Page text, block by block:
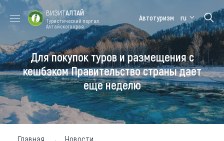
Форум VISIT
ALTAI
Цветение
маральника
Медицинский
форум
Алтайская
зимовка
Туры
Где побывать
Чем заняться
ВИЗИТАЛТАЙ
Туристический портал
Алтайского края
Автотуризм ru
Для покупок туров и размещения с
кешбэком Правительство страны дает
еще неделю